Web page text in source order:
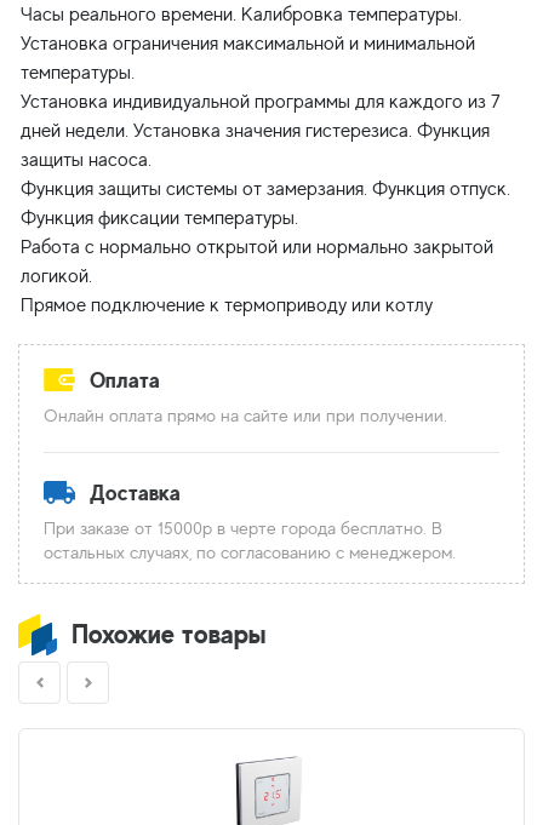
Часы реального времени. Калибровка температуры.
Установка ограничения максимальной и минимальной
температуры.
Установка индивидуальной программы для каждого из 7
дней недели. Установка значения гистерезиса. Функция
защиты насоса.
Функция защиты системы от замерзания. Функция отпуск.
Функция фиксации температуры.
Работа с нормально открытой или нормально закрытой
логикой.
Оплата
Онлайн оплата прямо на сайте или при получении.
Доставка
При заказе от 15000р в черте города бесплатно. В
остальных случаях, по согласованию с менеджером.
Похожие товары